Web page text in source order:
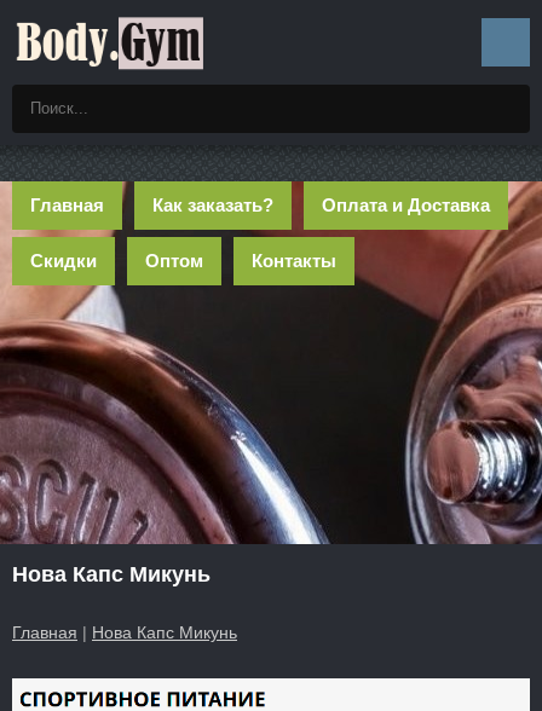
Главная Как заказать? Оплата и Доставка
Скидки Оптом Контакты
Нова Капс Микунь
Главная | Нова Капс Микунь